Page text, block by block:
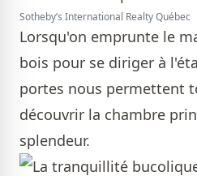
Sotheby’s International Realty Québec
Lorsqu'on emprunte le
bois pour se diriger à
portes nous permettent
découvrir la chambre
splendeur.